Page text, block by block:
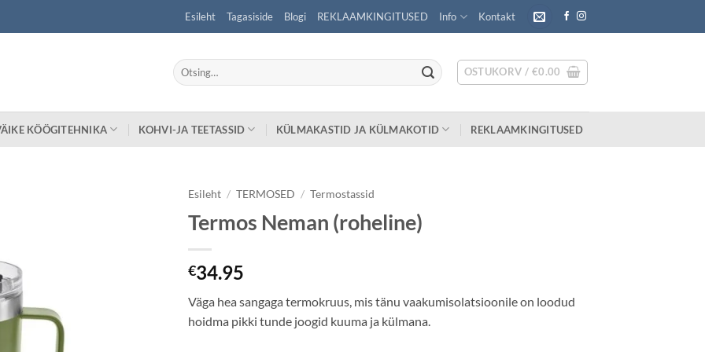
Esileht Tagasiside Blogi REKLAAMKINGITUSED Info Kontakt
Otsi: OSTUKORV / €0.00
KÖÖGITEHNIKA KOHVI-JA TEETASSID KÜLMAKASTID JA KÜLMAKOTID REKLAAMKINGITUSED
Esileht / TERMOSED / Termostassid
Termos Neman (roheline)
€34.95
Väga hea sangaga termokruus, mis tänu vaakumisolatsioonile on loodud
hoidma pikki tunde joogid kuuma ja külmana.